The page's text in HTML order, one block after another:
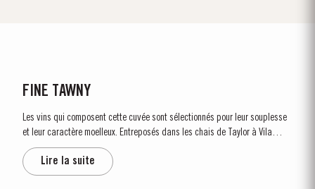
FINE TAWNY
Les vins qui composent cette cuvée sont sélectionnés pour leur souplesse
et leur caractère moelleux. Entreposés dans les chais de Taylor à Vila
Nova de Gaia, ils subissent d’abord un élevage en fûts de chêne qui peut
aller jusqu’à trois ans. L’assemblage...
Lire la suite